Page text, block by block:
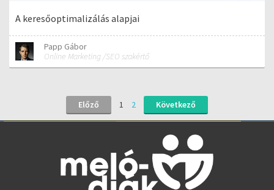
A keresőoptimalizálás alapjai
Papp Gábor
Online Marketing /SEO szakértő
Előző 1 2 Következő